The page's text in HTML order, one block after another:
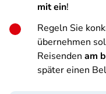
mit ein!
Regeln Sie
übernehmen
Reisenden am
später einen